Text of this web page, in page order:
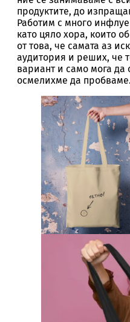
продуктите, до
Работим с много
като цяло хора, които
от това, че самата аз
аудитория и реших, че
вариант и само мога
осмелихме да пробваме.